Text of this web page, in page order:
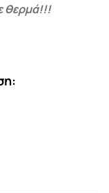
θερμά!!!